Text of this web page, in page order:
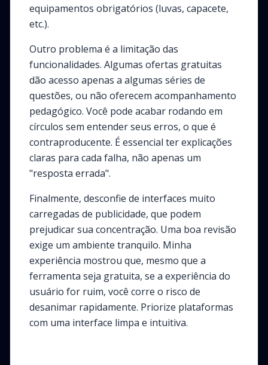
equipamentos obrigatórios (luvas, capacete,
etc.).
Outro problema é a limitação das
funcionalidades. Algumas ofertas gratuitas
dão acesso apenas a algumas séries de
questões, ou não oferecem acompanhamento
pedagógico. Você pode acabar rodando em
círculos sem entender seus erros, o que é
contraproducente. É essencial ter explicações
claras para cada falha, não apenas um
"resposta errada".
Finalmente, desconfie de interfaces muito
carregadas de publicidade, que podem
prejudicar sua concentração. Uma boa revisão
exige um ambiente tranquilo. Minha
experiência mostrou que, mesmo que a
ferramenta seja gratuita, se a experiência do
usuário for ruim, você corre o risco de
desanimar rapidamente. Priorize plataformas
com uma interface limpa e intuitiva.